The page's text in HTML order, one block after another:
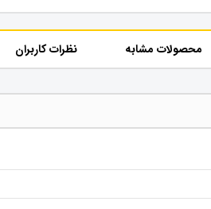
محصولات مشابه نظرات کاربران